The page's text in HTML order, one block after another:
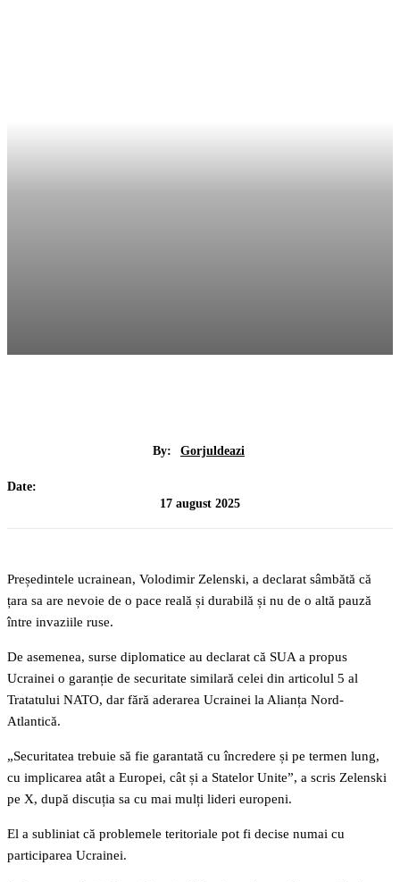
By: Gorjuldeazi
Date:
17 august 2025
Președintele ucrainean, Volodimir Zelenski, a declarat sâmbătă că
țara sa are nevoie de o pace reală și durabilă și nu de o altă pauză
între invaziile ruse.
De asemenea, surse diplomatice au declarat că SUA a propus
Ucrainei o garanție de securitate similară celei din articolul 5 al
Tratatului NATO, dar fără aderarea Ucrainei la Alianța Nord-
Atlantică.
„Securitatea trebuie să fie garantată cu încredere și pe termen lung,
cu implicarea atât a Europei, cât și a Statelor Unite”, a scris Zelenski
pe X, după discuția sa cu mai mulți lideri europeni.
El a subliniat că problemele teritoriale pot fi decise numai cu
participarea Ucrainei.